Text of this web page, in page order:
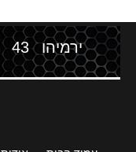
ירמיהו 43 תל אביב